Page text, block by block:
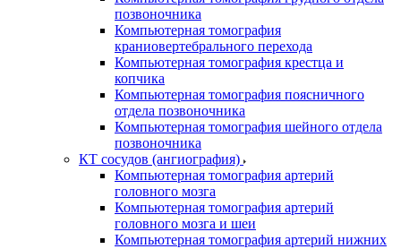
позвоночника
Компьютерная томография
краниовертебрального перехода
Компьютерная томография крестца и
копчика
Компьютерная томография поясничного
отдела позвоночника
Компьютерная томография шейного отдела
позвоночника
КТ сосудов (ангиография)
Компьютерная томография артерий
головного мозга
Компьютерная томография артерий
головного мозга и шеи
Компьютерная томография артерий нижних